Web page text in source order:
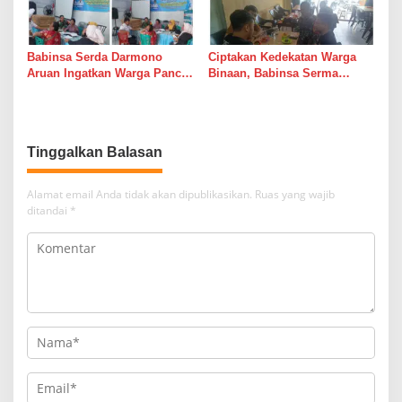
Babinsa Serda Darmono
Aruan Ingatkan Warga Pancur
Ciptakan Kedekatan Warga
Binaan, Babinsa Serma
Tinggalkan Balasan
Alamat email Anda tidak akan dipublikasikan. Ruas yang wajib
ditandai *